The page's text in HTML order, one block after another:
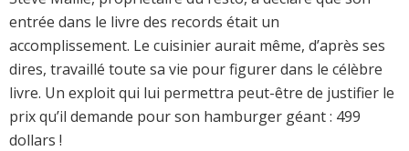
entrée dans le livre des records était un
accomplissement. Le cuisinier aurait même, d’après ses
dires, travaillé toute sa vie pour figurer dans le célèbre
livre. Un exploit qui lui permettra peut-être de justifier le
prix qu’il demande pour son hamburger géant : 499
dollars !